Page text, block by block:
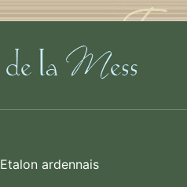
Etalon ardennais